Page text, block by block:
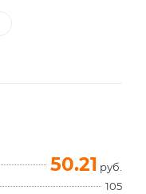
50.21 руб.
105